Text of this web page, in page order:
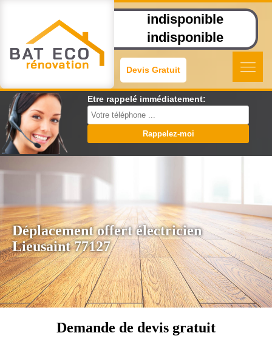
indisponible
indisponible
Devis Gratuit
Etre rappelé immédiatement:
Déplacement offert électricien
Lieusaint 77127
Demande de devis gratuit